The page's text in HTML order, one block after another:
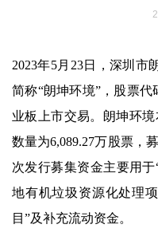
2023年5月23日，深圳市
简称“朗坤环境”，股票代
业板上市交易。朗坤环
数量为6,089.27万股票，
次发行募集资金主要用
地有机垃圾资源化处理
目”及补充流动资金。